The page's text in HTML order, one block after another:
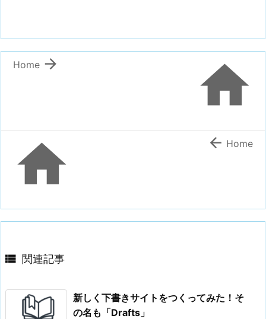


Home
  Home
 関連記事
新しく下書きサイトをつくってみた！そ
の名も「Drafts」